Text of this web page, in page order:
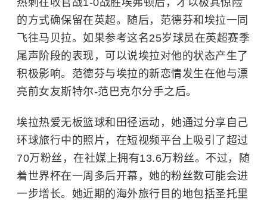
热刺在收官战1-0战胜埃弗顿后，才以极其惊险
的方式确保留在英超。随后，范德芬和埃拉一同
飞往马贝拉。如果参考这名25岁球员在英超赛季
尾声阶段的表现，可以说埃拉对他的状态产生了
积极影响。范德芬与埃拉的新恋情发生在他与漂
亮前女友斯特尔-范巴克尔分手之后。
埃拉热爱无板篮球和田径运动，她通过分享自己
环球旅行中的照片，在短视频平台上吸引了超过
70万粉丝，在社媒上拥有13.6万粉丝。不过，随
着世界杯在一周多后开幕，她的粉丝数可能会进
一步增长。她近期的海外旅行目的地包括圣托里